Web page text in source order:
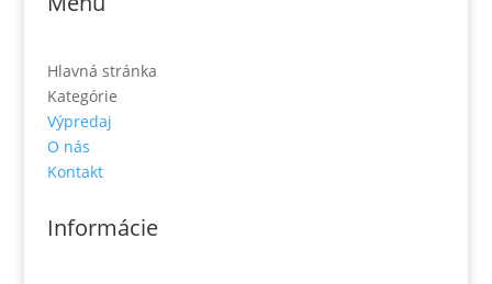
Hlavná stránka
Kategórie
Výpredaj
O nás
Kontakt
Informácie